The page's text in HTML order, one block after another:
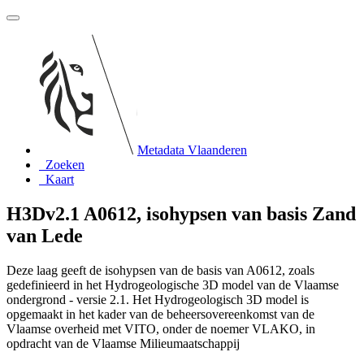
Metadata Vlaanderen
Zoeken
Kaart
H3Dv2.1 A0612, isohypsen van basis Zand
van Lede
Deze laag geeft de isohypsen van de basis van A0612, zoals
gedefinieerd in het Hydrogeologische 3D model van de Vlaamse
ondergrond - versie 2.1. Het Hydrogeologisch 3D model is
opgemaakt in het kader van de beheersovereenkomst van de
Vlaamse overheid met VITO, onder de noemer VLAKO, in
opdracht van de Vlaamse Milieumaatschappij